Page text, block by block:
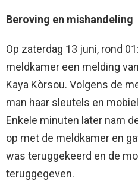
Beroving en mishandeling
Op zaterdag 13 juni, rond
meldkamer een melding
Kaya Kòrsou. Volgens de
man haar sleutels en
Enkele minuten later nam
op met de meldkamer en
was teruggekeerd en de
teruggegeven.